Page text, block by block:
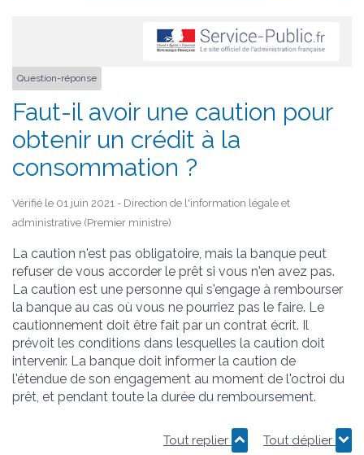
Question-réponse
Faut-il avoir une caution pour
obtenir un crédit à la
consommation ?
Vérifié le 01 juin 2021 - Direction de l'information légale et
administrative (Premier ministre)
La caution n'est pas obligatoire, mais la banque peut
refuser de vous accorder le prêt si vous n'en avez pas.
La caution est une personne qui s'engage à rembourser
la banque au cas où vous ne pourriez pas le faire. Le
cautionnement doit être fait par un contrat écrit. Il
prévoit les conditions dans lesquelles la caution doit
intervenir. La banque doit informer la caution de
l'étendue de son engagement au moment de l'octroi du
prêt, et pendant toute la durée du remboursement.
Tout replier Tout déplier